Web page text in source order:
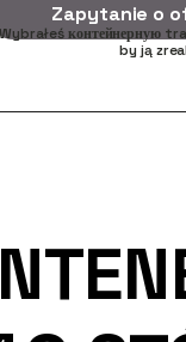
Zapytanie o
контейнерную
by ją